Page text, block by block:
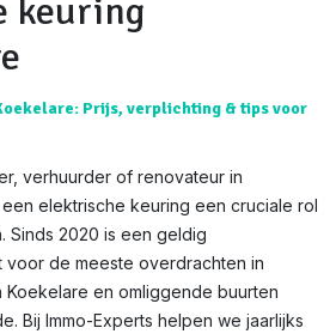
keuring
Prijs, verplichting & tips voor
verhuurder of renovateur in
elektrische keuring een cruciale rol
Sinds 2020 is een geldig
voor de meeste overdrachten in
Koekelare en omliggende buurten
Bij Immo-Experts helpen we jaarlijks